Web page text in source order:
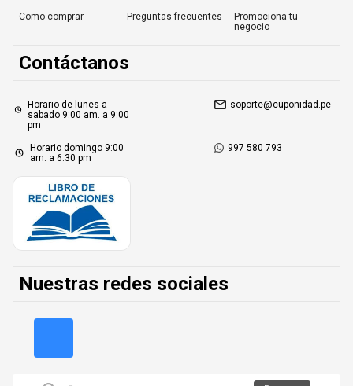
Como comprar Preguntas frecuentes
Promociona tu
negocio
Contáctanos
Horario de lunes a
sabado 9:00 am. a 9:00
pm
soporte@cuponidad.pe
Horario domingo 9:00
am. a 6:30 pm
997 580 793
Nuestras redes sociales